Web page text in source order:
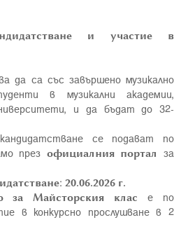
и участие в
да са със завършено музикално
в музикални академии,
и да бъдат до 32-
се подават по
през официалния портал за
: 20.06.2026 г.
за Майсторския клас е по
в конкурсно прослушване в 2